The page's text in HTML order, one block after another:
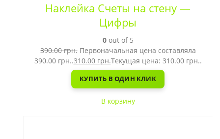
Наклейка Счеты на стену —
Цифры
0out of 5
390.00грн. Первоначальная цена составляла
390.00 грн..310.00 грн.Текущая цена: 310.00 грн..
КУПИТЬ В ОДИН КЛИК
В корзину